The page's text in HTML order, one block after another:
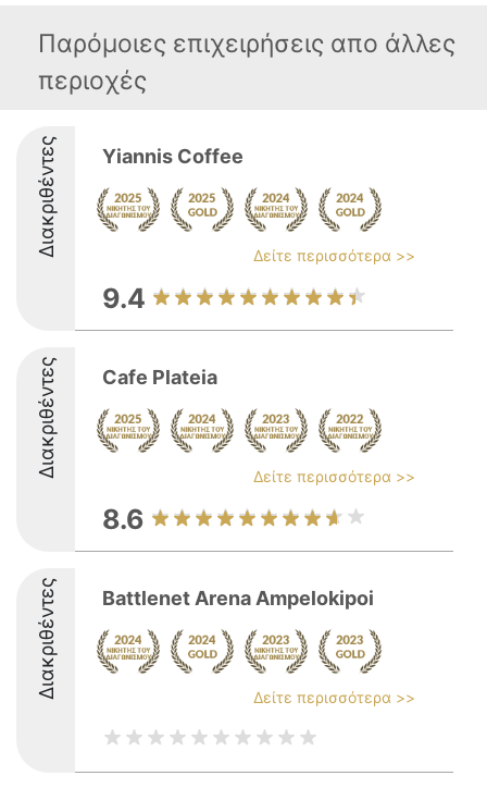
Παρόμοιες επιχειρήσεις απο άλλες
περιοχές
Διακριθέντες Yiannis Coffee
Δείτε περισσότερα >>
9.4
Διακριθέντες Cafe Plateia
Δείτε περισσότερα >>
8.6
Διακριθέντες Battlenet Arena Ampelokipoi
Δείτε περισσότερα >>